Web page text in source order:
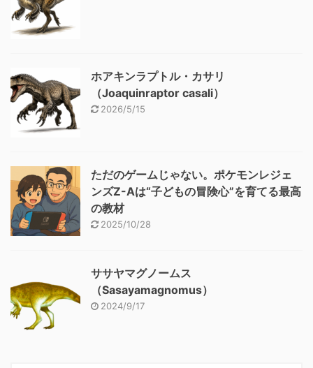
ホアキンラプトル・カサリ
（Joaquinraptor casali）
2026/5/15
ただのゲームじゃない。ポケモンレジェ
ンズZ-Aは“子どもの冒険心”を育てる最高
の教材
2025/10/28
ササヤマグノームス
（Sasayamagnomus）
2024/9/17